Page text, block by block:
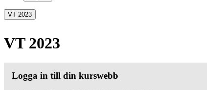
VT 2023
VT 2023
Logga in till din kurswebb